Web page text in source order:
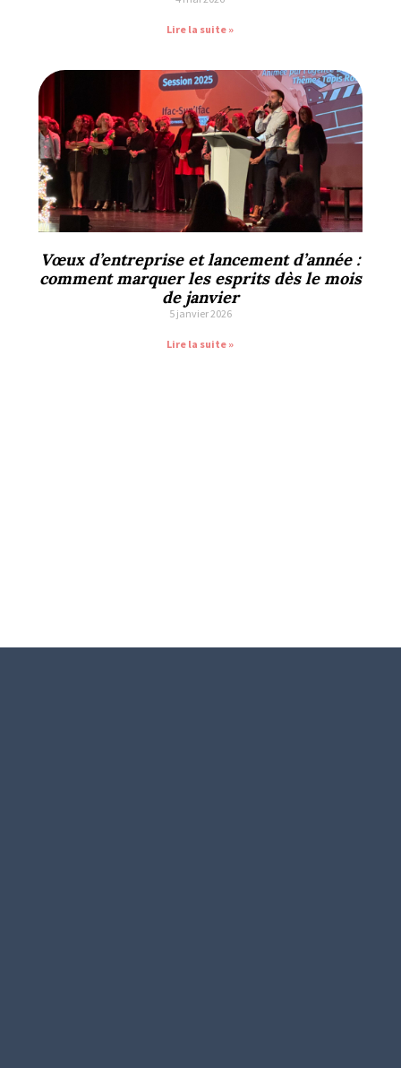
Lire la suite »
Vœux d’entreprise et lancement d’année :
comment marquer les esprits dès le mois
de janvier
5 janvier 2026
Lire la suite »